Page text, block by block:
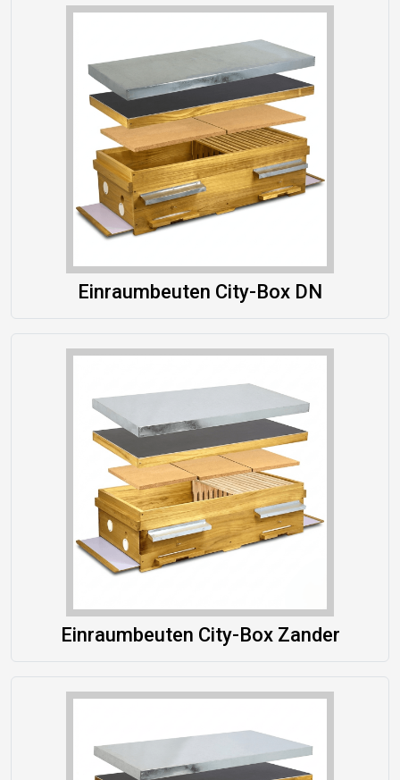
Einraumbeuten City-Box DN
Einraumbeuten City-Box Zander